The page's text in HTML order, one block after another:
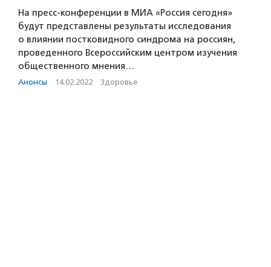
На пресс-конференции в МИА «Россия сегодня»
будут представлены результаты исследования
о влиянии постковидного синдрома на россиян,
проведенного Всероссийским центром изучения
общественного мнения…
Анонсы · 14.02.2022 · Здоровье